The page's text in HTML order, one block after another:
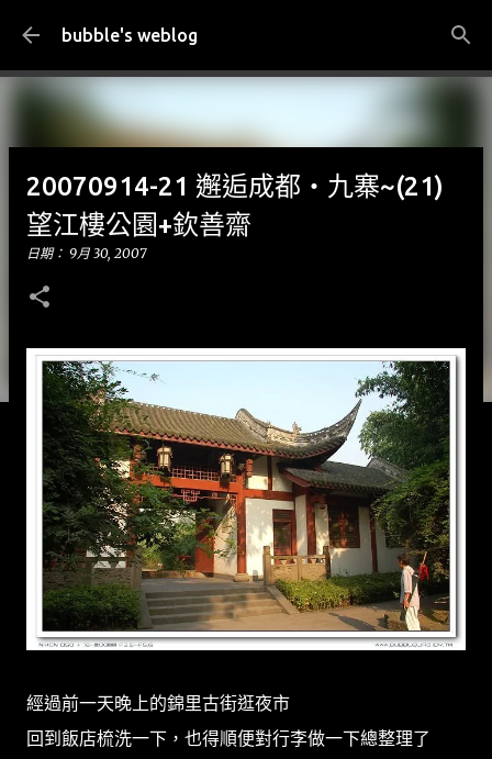
跳到主要內容
bubble's weblog
20070914-21 邂逅成都‧九寨~(21)
望江樓公園+欽善齋
日期： 9月 30, 2007
經過前一天晚上的錦里古街逛夜市
回到飯店梳洗一下，也得順便對行李做一下總整理了